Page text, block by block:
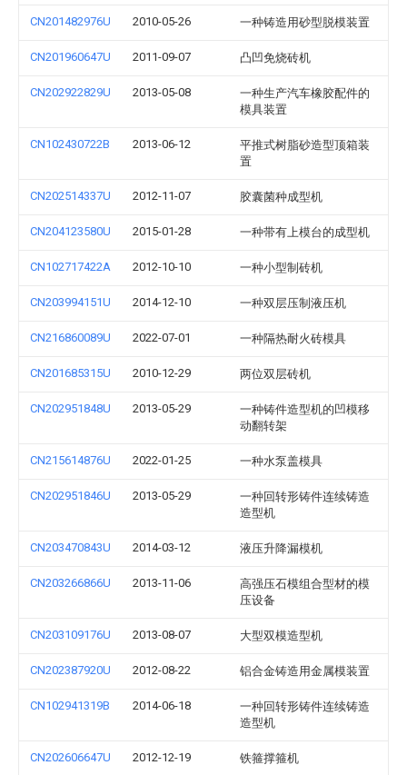
CN201482976U 2010-05-26 一种铸造用砂型脱模装置
CN201960647U 2011-09-07 凸凹免烧砖机
CN202922829U 2013-05-08
一种生产汽车橡胶配件的
模具装置
CN102430722B 2013-06-12
平推式树脂砂造型顶箱装
置
CN202514337U 2012-11-07 胶囊菌种成型机
CN204123580U 2015-01-28 一种带有上模台的成型机
CN102717422A 2012-10-10 一种小型制砖机
CN203994151U 2014-12-10 一种双层压制液压机
CN216860089U 2022-07-01 一种隔热耐火砖模具
CN201685315U 2010-12-29 两位双层砖机
CN202951848U 2013-05-29
一种铸件造型机的凹模移
动翻转架
CN215614876U 2022-01-25 一种水泵盖模具
CN202951846U 2013-05-29
一种回转形铸件连续铸造
造型机
CN203470843U 2014-03-12 液压升降漏模机
CN203266866U 2013-11-06
高强压石模组合型材的模
压设备
CN203109176U 2013-08-07 大型双模造型机
CN202387920U 2012-08-22 铝合金铸造用金属模装置
CN102941319B 2014-06-18
一种回转形铸件连续铸造
造型机
CN202606647U 2012-12-19 铁箍撑箍机